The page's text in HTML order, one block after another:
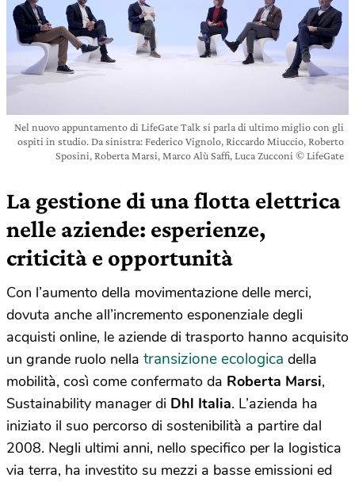
Nel nuovo appuntamento di LifeGate Talk si parla di ultimo miglio con gli
ospiti in studio. Da sinistra: Federico Vignolo, Riccardo Miuccio, Roberto
Sposini, Roberta Marsi, Marco Alù Saffi, Luca Zucconi © LifeGate
La gestione di una flotta elettrica
nelle aziende: esperienze,
criticità e opportunità
Con l’aumento della movimentazione delle merci,
dovuta anche all’incremento esponenziale degli
acquisti online, le aziende di trasporto hanno acquisito
un grande ruolo nella transizione ecologica della
mobilità, così come confermato da Roberta Marsi,
Sustainability manager di Dhl Italia. L’azienda ha
iniziato il suo percorso di sostenibilità a partire dal
2008. Negli ultimi anni, nello specifico per la logistica
via terra, ha investito su mezzi a basse emissioni ed